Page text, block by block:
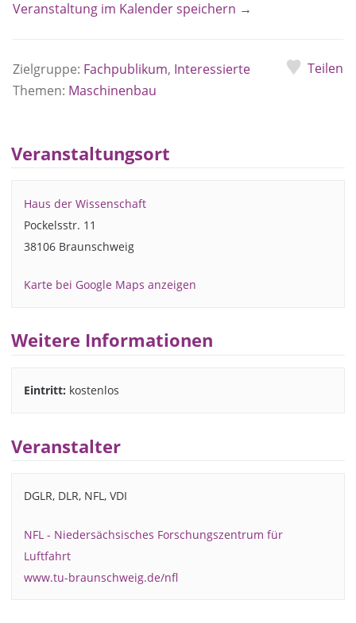
Veranstaltung im Kalender speichern →
Zielgruppe: Fachpublikum, Interessierte
Themen: Maschinenbau
Teilen
Veranstaltungsort
Haus der Wissenschaft
Pockelsstr. 11
38106 Braunschweig
Karte bei Google Maps anzeigen
Weitere Informationen
Eintritt: kostenlos
Veranstalter
DGLR, DLR, NFL, VDI
NFL - Niedersächsisches Forschungszentrum für
Luftfahrt
www.tu-braunschweig.de/nfl